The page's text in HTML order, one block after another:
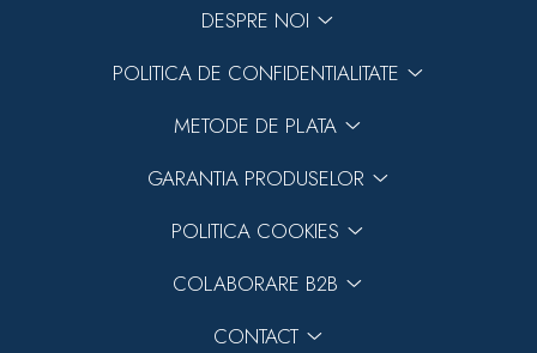
DESPRE NOI
POLITICA DE CONFIDENTIALITATE
METODE DE PLATA
GARANTIA PRODUSELOR
POLITICA COOKIES
COLABORARE B2B
CONTACT